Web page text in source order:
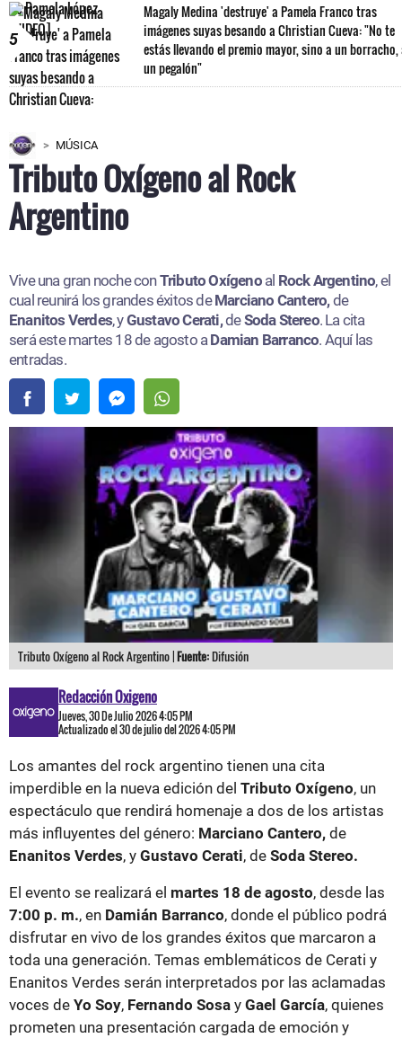
5
Magaly Medina 'destruye' a Pamela Franco tras
imágenes suyas besando a Christian Cueva: "No te
estás llevando el premio mayor, sino a un borracho,
un pegalón"
MÚSICA
Tributo Oxígeno al Rock
Argentino
Vive una gran noche conTributo Oxígenoal Rock Argentino, el
cual reunirá los grandes éxitos deMarciano Cantero,de
Enanitos Verdes, yGustavo Cerati,deSoda Stereo. La cita
será este martes 18 de agosto a Damian Barranco. Aquí las
entradas.​
Tributo Oxígeno al Rock Argentino |Fuente:Difusión
Redacción Oxigeno
Jueves, 30 De Julio 2026 4:05 PM
Actualizado el 30 de julio del 2026 4:05 PM
Los amantes del rock argentino tienen una cita
imperdible en la nueva edición del Tributo Oxígeno, un
espectáculo que rendirá homenaje a dos de los artistas
más influyentes del género: Marciano Cantero, de
Enanitos Verdes, y Gustavo Cerati, de Soda Stereo.
El evento se realizará el martes 18 de agosto, desde las
7:00 p. m., en Damián Barranco, donde el público podrá
disfrutar en vivo de los grandes éxitos que marcaron a
toda una generación. Temas emblemáticos de Cerati y
Enanitos Verdes serán interpretados por las aclamadas
voces de Yo Soy, Fernando Sosa y Gael García, quienes
prometen una presentación cargada de emoción y